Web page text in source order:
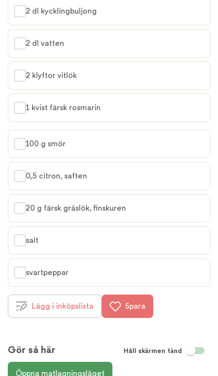
2 dl kycklingbuljong
2 dl vatten
2 klyftor vitlök
1 kvist färsk rosmarin
100 g smör
0,5 citron, saften
20 g färsk gräslök, finskuren
salt
svartpeppar
Lägg i inköpslista Spara
Gör så här Håll skärmen tänd
Öppna matlagningsläget